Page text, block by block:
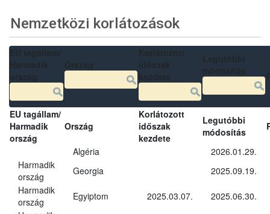
Nemzetközi korlátozások
EU tagállam/
Harmadik
ország
Ország
Korlátozott
időszak
kezdete
Legutóbbi
módosítás
Algéria
2026.01.29.
Harmadik
ország
Georgia
2025.09.19.
Harmadik
ország
Egyiptom 2025.03.07.
2025.06.30.